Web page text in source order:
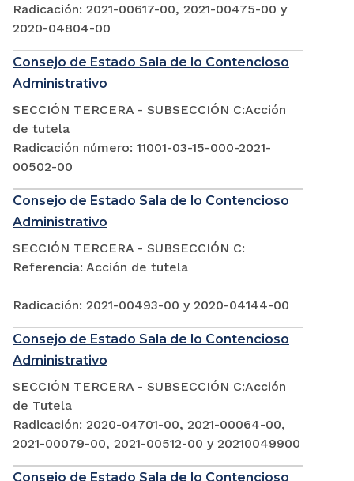
Radicación: 2021-00617-00, 2021-00475-00 y
2020-04804-00
Consejo de Estado Sala de lo Contencioso
Administrativo
SECCIÓN TERCERA - SUBSECCIÓN C:Acción
de tutela
Radicación número: 11001-03-15-000-2021-
00502-00
Consejo de Estado Sala de lo Contencioso
Administrativo
SECCIÓN TERCERA - SUBSECCIÓN C:
Referencia: Acción de tutela
Radicación: 2021-00493-00 y 2020-04144-00
Consejo de Estado Sala de lo Contencioso
Administrativo
SECCIÓN TERCERA - SUBSECCIÓN C:Acción
de Tutela
Radicación: 2020-04701-00, 2021-00064-00,
2021-00079-00, 2021-00512-00 y 20210049900
Consejo de Estado Sala de lo Contencioso